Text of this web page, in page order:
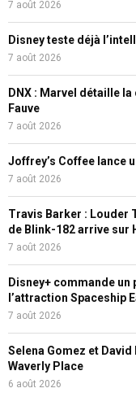
7 août 2026
Disney teste déjà
7 août 2026
DNX : Marvel détaille
Fauve
7 août 2026
Joffrey’s Coffee lance
7 août 2026
Travis Barker : Louder
de Blink-182 arrive sur
7 août 2026
Disney+ commande
l’attraction Spaceship
7 août 2026
Selena Gomez et
Waverly Place
6 août 2026